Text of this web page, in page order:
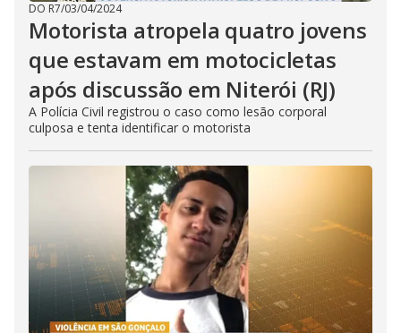
DO R7/03/04/2024
Motorista atropela quatro jovens
que estavam em motocicletas
após discussão em Niterói (RJ)
A Polícia Civil registrou o caso como lesão corporal
culposa e tenta identificar o motorista